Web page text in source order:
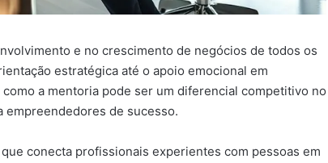
e no crescimento de negócios de todos os
estratégica até o apoio emocional em
a mentoria pode ser um diferencial competitivo no
empreendedores de sucesso.
conecta profissionais experientes com pessoas em